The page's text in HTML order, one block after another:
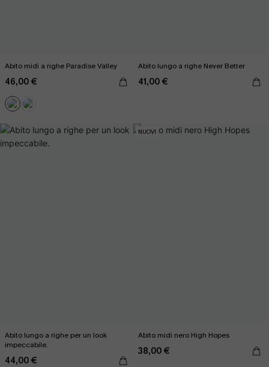
Abito midi a righe Paradise Valley
46,00 €
Abito lungo a righe Never Better
41,00 €
Abito lungo a righe per un look
impeccabile.
44,00 €
NUOVI
Abito midi nero High Hopes
38,00 €